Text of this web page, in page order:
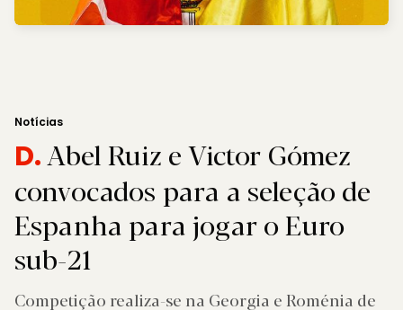
Notícias
D.Abel Ruiz e Victor Gómez
convocados para a seleção de
Espanha para jogar o Euro
sub-21
Competição realiza-se na Georgia e Roménia de